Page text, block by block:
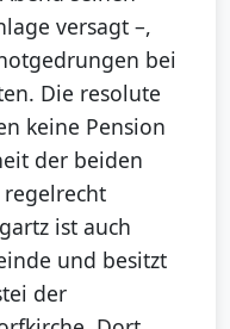
versagt –,
bei
Die resolute
keine Pension
der beiden
regelrecht
ist auch
und besitzt
der